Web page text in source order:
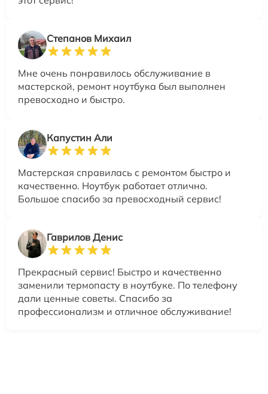
Степанов Михаил
Мне очень понравилось обслуживание в
мастерской, ремонт ноутбука был выполнен
превосходно и быстро.
Капустин Али
Мастерская справилась с ремонтом быстро и
качественно. Ноутбук работает отлично.
Большое спасибо за превосходный сервис!
Гаврилов Денис
Прекрасный сервис! Быстро и качественно
заменили термопасту в ноутбуке. По телефону
дали ценные советы. Спасибо за
профессионализм и отличное обслуживание!